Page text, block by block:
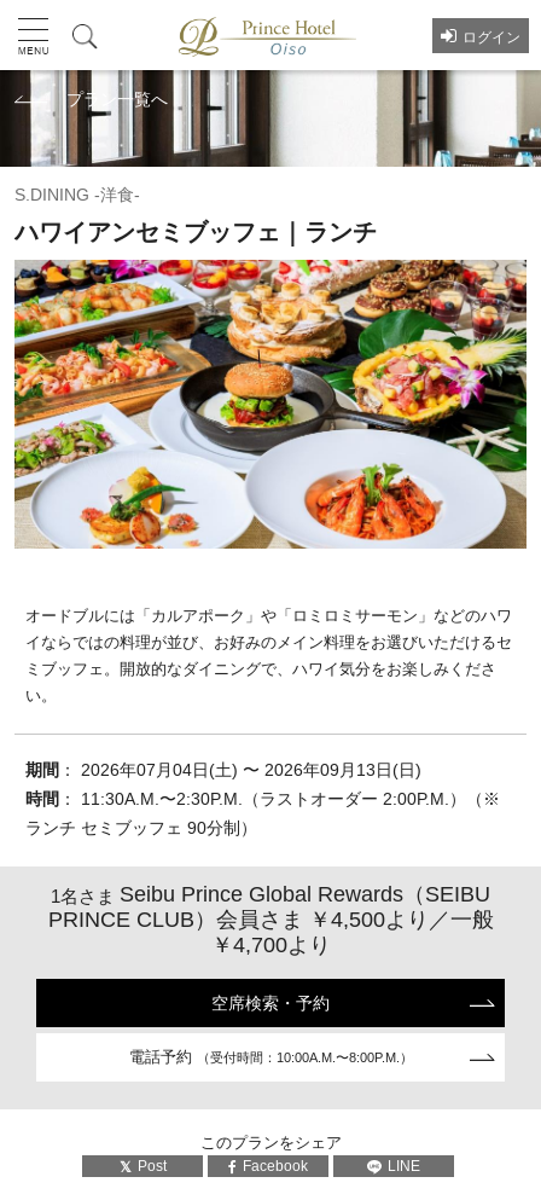
ログイン
プラン一覧へ
S.DINING -洋食-
ハワイアンセミブッフェ｜ランチ
オードブルには「カルアポーク」や「ロミロミサーモン」などのハワ
イならではの料理が並び、お好みのメイン料理をお選びいただけるセ
ミブッフェ。開放的なダイニングで、ハワイ気分をお楽しみくださ
い。
期間 ： 2026年07月04日(土) 〜 2026年09月13日(日)
時間 ： 11:30A.M.〜2:30P.M.（ラストオーダー 2:00P.M.）（※
ランチ セミブッフェ 90分制）
1名さま Seibu Prince Global Rewards（SEIBU
PRINCE CLUB）会員さま ￥4,500より／一般
￥4,700より
空席検索・予約
電話予約 （受付時間：10:00A.M.〜8:00P.M.）
このプランをシェア
Post Facebook LINE